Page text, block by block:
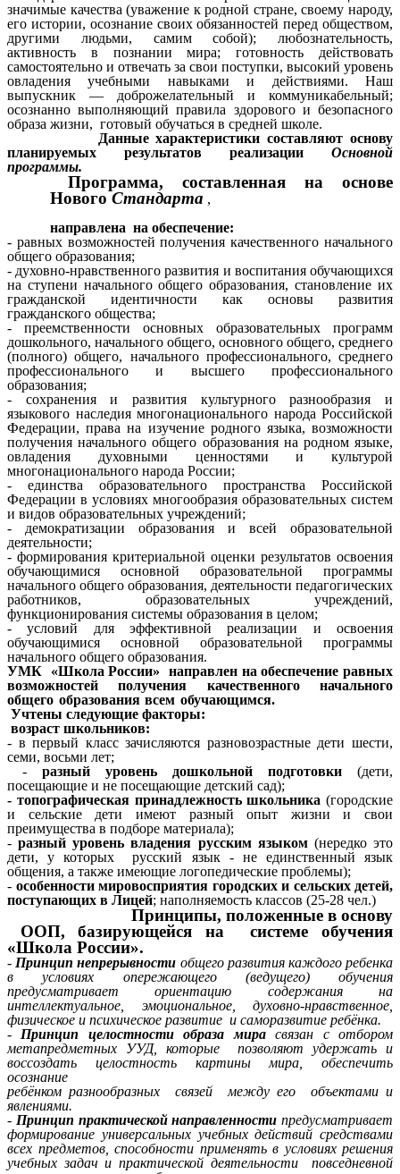
значимые качества (уважение к родной стране, своему народу,
его истории, осознание своих обязанностей перед обществом,
другими людьми, самим собой); любознательность,
активность в познании мира; готовность действовать
самостоятельно и отвечать за свои поступки, высокий уровень
овладения учебными навыками и действиями. Наш
выпускник — доброжелательный и коммуникабельный;
осознанно выполняющий правила здорового и безопасного
образа жизни, готовый обучаться в средней школе.
Данные характеристики составляют основу
планируемых результатов реализации Основной
программы.
Программа, составленная на основе
НовогоСтандарта ,
направлена на обеспечение:
- равных возможностей получения качественного начального
общего образования;
- духовно-нравственного развития и воспитания обучающихся
на ступени начального общего образования, становление их
гражданской идентичности как основы развития
гражданского общества;
- преемственности основных образовательных программ
дошкольного, начального общего, основного общего, среднего
(полного) общего, начального профессионального, среднего
профессионального и высшего профессионального
образования;
- сохранения и развития культурного разнообразия и
языкового наследия многонационального народа Российской
Федерации, права на изучение родного языка, возможности
получения начального общего образования на родном языке,
овладения духовными ценностями и культурой
многонационального народа России;
- единства образовательного пространства Российской
Федерации в условиях многообразия образовательных систем
и видов образовательных учреждений;
- демократизации образования и всей образовательной
деятельности;
- формирования критериальной оценки результатов освоения
обучающимися основной образовательной программы
начального общего образования, деятельности педагогических
работников, образовательных учреждений,
функционирования системы образования в целом;
- условий для эффективной реализации и освоения
обучающимися основной образовательной программы
начального общего образования.
УМК «Школа России» направлен на обеспечение равных
возможностей получения качественного начального
общего образования всем обучающимся.
Учтены следующие факторы:
возраст школьников:
- в первый класс зачисляются разновозрастные дети шести,
семи, восьми лет;
- разный уровень дошкольной подготовки (дети,
посещающие и не посещающие детский сад);
- топографическая принадлежность школьника (городские
и сельские дети имеют разный опыт жизни и свои
преимущества в подборе материала);
-разный уровень владения русским языком(нередко это
дети, у которых русский язык - не единственный язык
общения, а также имеющие логопедические проблемы);
- особенности мировосприятия городских и сельских детей,
поступающих в Лицей; наполняемость классов (25-28 чел.)
Принципы, положенные в основу
ООП, базирующейся на системе обучения
«Школа России».
- Принцип непрерывности общего развития каждого ребенка
в условиях опережающего (ведущего) обучения
предусматривает ориентацию содержания на
интеллектуальное, эмоциональное, духовно-нравственное,
физическое и психическое развитие и саморазвитие ребёнка.
- Принцип целостности образа мирасвязан с отбором
метапредметных УУД, которые позволяют удержать и
воссоздать целостность картины мира, обеспечить
осознание
ребёнком разнообразных связей между его объектами и
явлениями.
- Принцип практической направленности предусматривает
формирование универсальных учебных действий средствами
всех предметов, способности применять в условиях решения
учебных задач и практической деятельности повседневной